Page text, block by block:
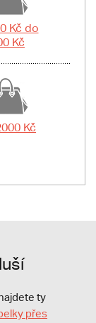
Kč do
Kč
Kč
ty
přes